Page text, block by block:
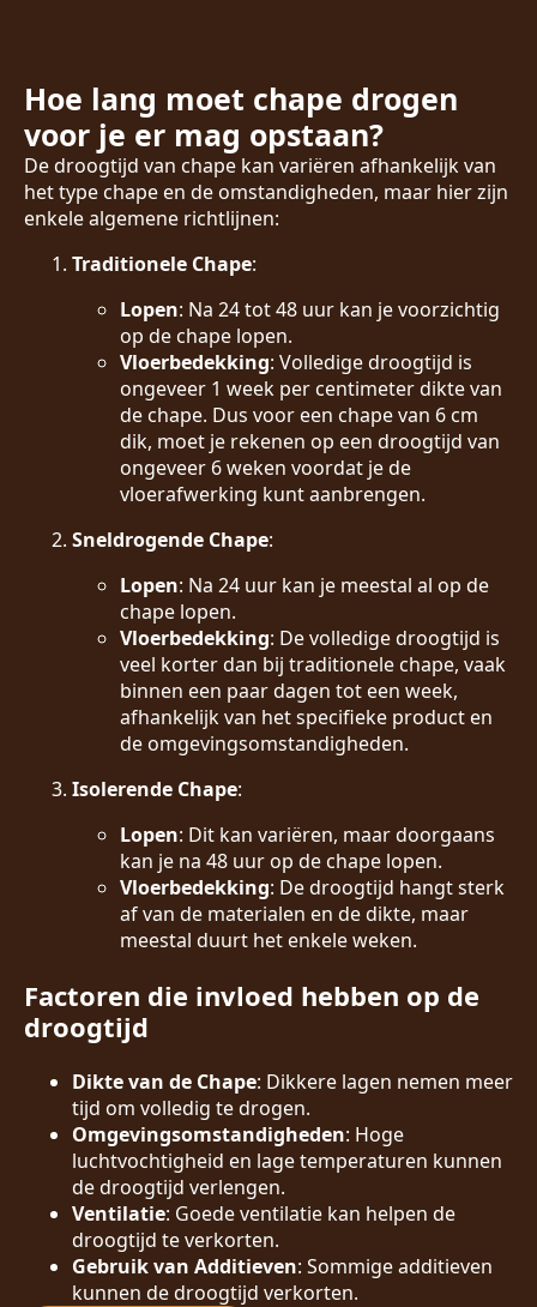
Hoe lang moet chape drogen
voor je er mag opstaan?
De droogtijd van chape kan variëren afhankelijk van
het type chape en de omstandigheden, maar hier zijn
enkele algemene richtlijnen:
Traditionele Chape:
Lopen: Na 24 tot 48 uur kan je voorzichtig
op de chape lopen.
Vloerbedekking: Volledige droogtijd is
ongeveer 1 week per centimeter dikte van
de chape. Dus voor een chape van 6 cm
dik, moet je rekenen op een droogtijd van
ongeveer 6 weken voordat je de
vloerafwerking kunt aanbrengen.
Sneldrogende Chape:
Lopen: Na 24 uur kan je meestal al op de
chape lopen.
Vloerbedekking: De volledige droogtijd is
veel korter dan bij traditionele chape, vaak
binnen een paar dagen tot een week,
afhankelijk van het specifieke product en
de omgevingsomstandigheden.
Isolerende Chape:
Lopen: Dit kan variëren, maar doorgaans
kan je na 48 uur op de chape lopen.
Vloerbedekking: De droogtijd hangt sterk
af van de materialen en de dikte, maar
meestal duurt het enkele weken.
Factoren die invloed hebben op de
droogtijd
Dikte van de Chape: Dikkere lagen nemen meer
tijd om volledig te drogen.
Omgevingsomstandigheden: Hoge
luchtvochtigheid en lage temperaturen kunnen
de droogtijd verlengen.
Ventilatie: Goede ventilatie kan helpen de
droogtijd te verkorten.
Gebruik van Additieven: Sommige additieven
kunnen de droogtijd verkorten.